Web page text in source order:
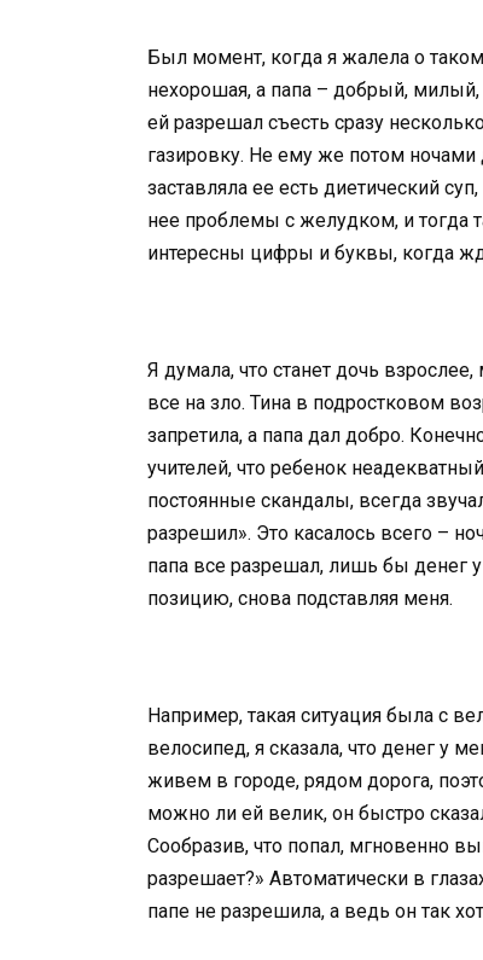
Был момент, когда я жалела о
нехорошая, а папа – добрый,
ей разрешал съесть сразу
газировку. Не ему же потом
заставляла ее есть диетический
нее проблемы с желудком, и тогда
интересны цифры и буквы, когда
Я думала, что станет дочь
все на зло. Тина в подростковом
запретила, а папа дал добро.
учителей, что ребенок
постоянные скандалы, всегда
разрешил». Это касалось всего –
папа все разрешал, лишь бы денег
позицию, снова подставляя меня.
Например, такая ситуация была с
велосипед, я сказала, что денег у
живем в городе, рядом дорога,
можно ли ей велик, он быстро
Сообразив, что попал, мгновенно
разрешает?» Автоматически в
папе не разрешила, а ведь он так